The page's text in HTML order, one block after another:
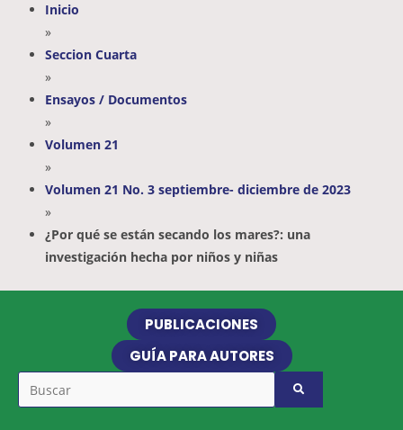
Inicio
»
Seccion Cuarta
»
Ensayos / Documentos
»
Volumen 21
»
Volumen 21 No. 3 septiembre- diciembre de 2023
»
¿Por qué se están secando los mares?: una
investigación hecha por niños y niñas
PUBLICACIONES
GUÍA PARA AUTORES